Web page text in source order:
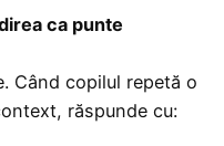
ca punte
Când copilul repetă o
răspunde cu: